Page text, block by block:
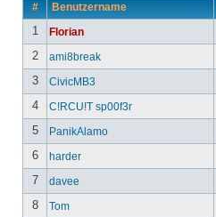
# Benutzername
1 Florian
2 ami8break
3 CivicMB3
4 C!RCU!T sp00f3r
5 PanikAlamo
6 harder
7 davee
8 Tom